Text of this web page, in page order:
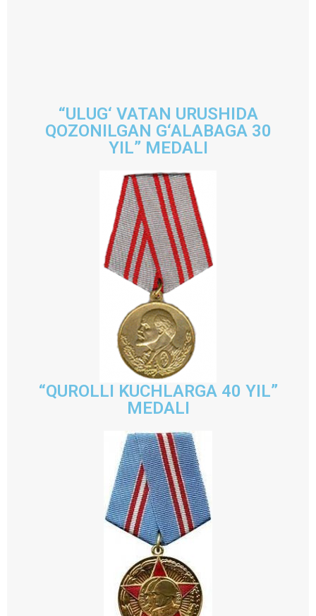
“ULUG‘ VATAN URUSHIDA
QOZONILGAN G‘ALABAGA 30
YIL” MEDALI
“QUROLLI KUCHLARGA 40 YIL”
MEDALI